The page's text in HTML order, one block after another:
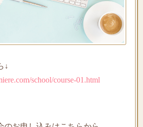
↓
school/course-01.html